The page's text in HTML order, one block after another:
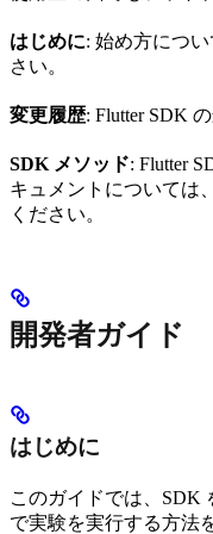
はじめに: 始め方につい
さい。
変更履歴: Flutter SDK
SDK メソッド: Flutter
キュメントについては、
ください。
開発者ガイド
はじめに
このガイドでは、SDK
で実験を実行する方法